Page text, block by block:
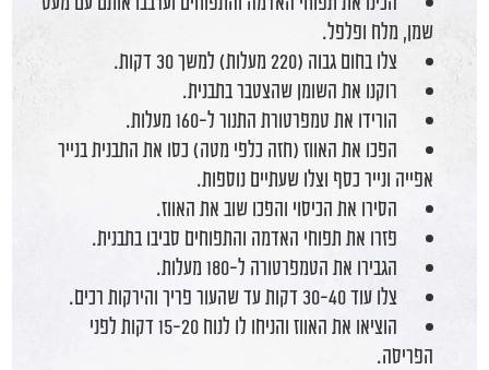
שמן, מלח ופלפל.
צלו בחום גבוה (220 מעלות) למשך 30 דקות.
רוקנו את השומן שהצטבר בתבנית.
הורידו את טמפרטורת התנור ל-160 מעלות.
הפכו את האווז (חזה כלפי מטה) כסו את התבנית בנייר
אפייה ונייר כסף וצלו שעתיים נוספות.
הסירו את הכיסוי והפכו שוב את האווז.
פזרו את תפוחי האדמה והתפוחים סביבו בתבנית.
הגבירו את הטמפרטורה ל-180 מעלות.
צלו עוד 30-40 דקות עד שהעור פריך והירקות רכים.
הוציאו את האווז והניחו לו לנוח 15-20 דקות לפני
הפריסה.